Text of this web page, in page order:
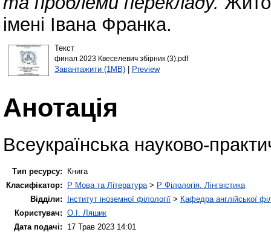
імені Івана Франка.
Текст
финал 2023 Квеселевич збірник (3).pdf
Завантажити (1MB)| Preview
Анотація
Всеукраїнська науково-
Тип ресурсу:
Книга
Класифікатор:
P Мова та Література > P Філологія. Лінгвістика
Відділи:
Інститут іноземної філології > Кафедра англійської
Користувач: О.І. Ляшик
Дата подачі:
17 Трав 2023 14:01